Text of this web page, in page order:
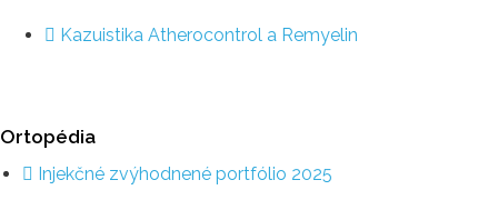
Kazuistika Atherocontrol a Remyelin
Ortopédia
Injekčné zvýhodnené portfólio 2025